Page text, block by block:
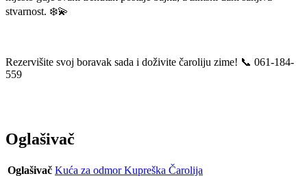
stvarnost. ❄️💫
Rezervišite svoj boravak sada i doživite čaroliju zime! 📞 061-184-
559
Oglašivač
Oglašivač Kuća za odmor Kupreška Čarolija